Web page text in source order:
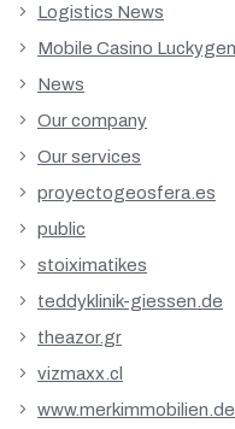
Logistics News
Mobile Casino
News
Our company
Our services
proyectogeosfera.es
public
stoiximatikes
teddyklinik-giessen.de
theazor.gr
vizmaxx.cl
www.merkimmobilien.de